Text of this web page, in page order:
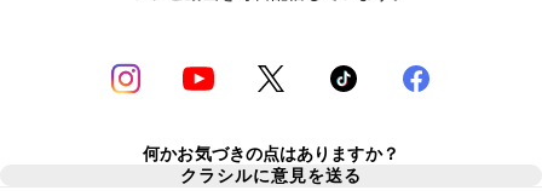
何かお気づきの点はありますか？
クラシルに意見を送る